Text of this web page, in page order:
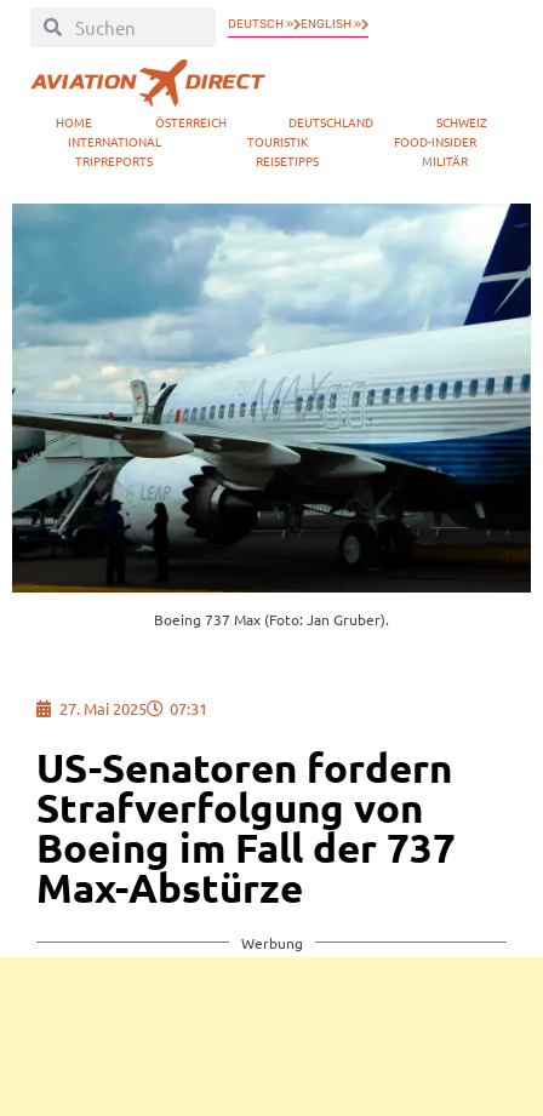
DEUTSCH » ENGLISH »
HOME ÖSTERREICH DEUTSCHLAND
SCHWEIZ
INTERNATIONAL
TOURISTIK
FOOD-INSIDER
TRIPREPORTS
REISETIPPS MILITÄR
Boeing 737 Max (Foto: Jan Gruber).
27. Mai 2025 07:31
US-Senatoren fordern
Strafverfolgung von
Boeing im Fall der 737
Max-Abstürze
Werbung